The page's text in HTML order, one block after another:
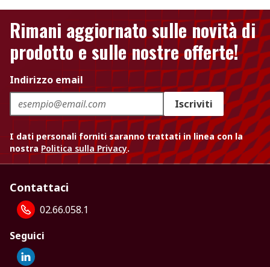
Rimani aggiornato sulle novità di
prodotto e sulle nostre offerte!
Indirizzo email
Iscriviti
I dati personali forniti saranno trattati in linea con la
nostra Politica sulla Privacy.
Contattaci
02.66.058.1
Seguici